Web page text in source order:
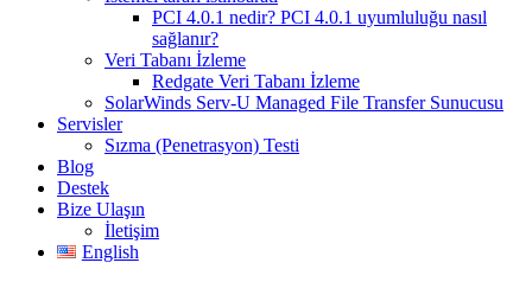
PCI 4.0.1 nedir? PCI 4.0.1 uyumluluğu nasıl
sağlanır?
Veri Tabanı İzleme
Redgate Veri Tabanı İzleme
SolarWinds Serv-U Managed File Transfer Sunucusu
Servisler
Sızma (Penetrasyon) Testi
Blog
Destek
Bize Ulaşın
İletişim
English